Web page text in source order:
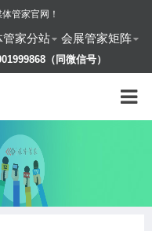
管家官网 ！
管家分站
会展管家矩阵
（同微信号）